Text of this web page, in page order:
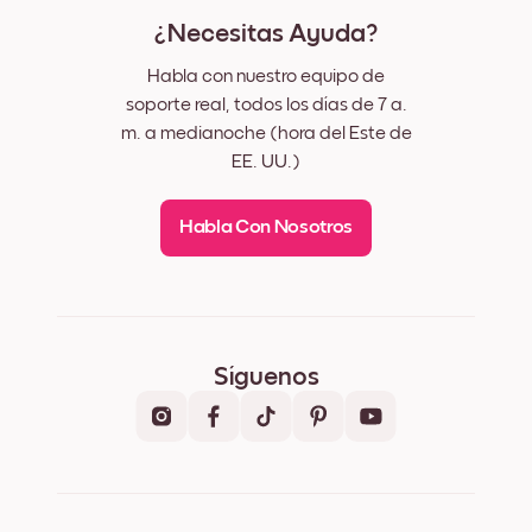
¿Necesitas Ayuda?
Habla con nuestro equipo de
soporte real, todos los días de 7 a.
m. a medianoche (hora del Este de
EE. UU.)
Habla Con Nosotros
Síguenos